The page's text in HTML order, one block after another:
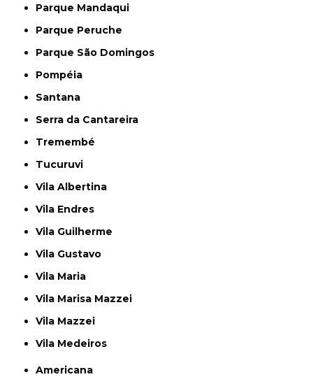
Parque Mandaqui
Parque Peruche
Parque São Domingos
Pompéia
Santana
Serra da Cantareira
Tremembé
Tucuruvi
Vila Albertina
Vila Endres
Vila Guilherme
Vila Gustavo
Vila Maria
Vila Marisa Mazzei
Vila Mazzei
Vila Medeiros
Americana